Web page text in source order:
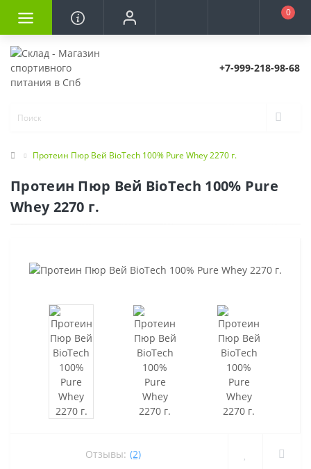
0
+7-999-218-98-68
Протеин Пюр Вей BioTech 100% Pure Whey 2270 г.
Протеин Пюр Вей BioTech 100% Pure
Whey 2270 г.
Отзывы: (2)